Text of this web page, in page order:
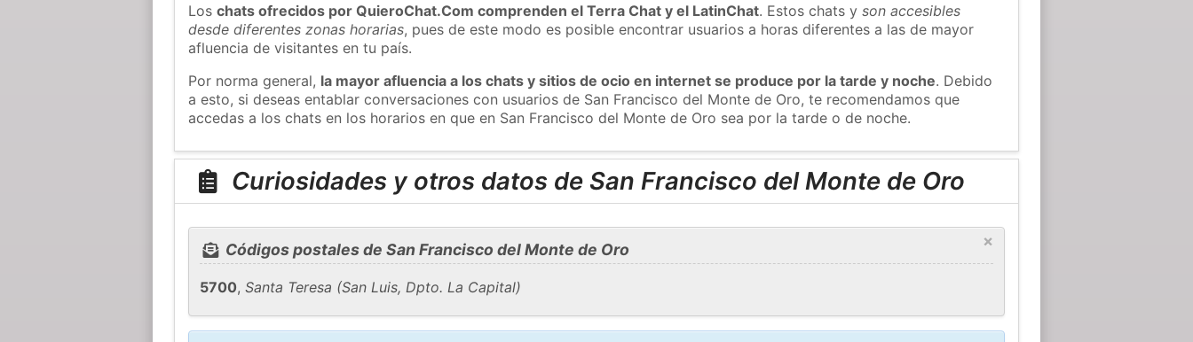
Loschats ofrecidos por QuieroChat.Com comprenden el Terra Chat y el LatinChat. Estos chats yson accesibles
desde diferentes zonas horarias, pues de este modo es posible encontrar usuarios a horas diferentes a las de mayor
afluencia de visitantes en tu país.
Por norma general, la mayor afluencia a los chats y sitios de ocio en internet se produce por la tarde y noche. Debido
a esto, si deseas entablar conversaciones con usuarios de San Francisco del Monte de Oro, te recomendamos que
accedas a los chats en los horarios en que en San Francisco del Monte de Oro sea por la tarde o de noche.
Curiosidades y otros datos de San Francisco del Monte de Oro
×
Códigos postales de San Francisco del Monte de Oro
5700,Santa Teresa (San Luis, Dpto. La Capital)